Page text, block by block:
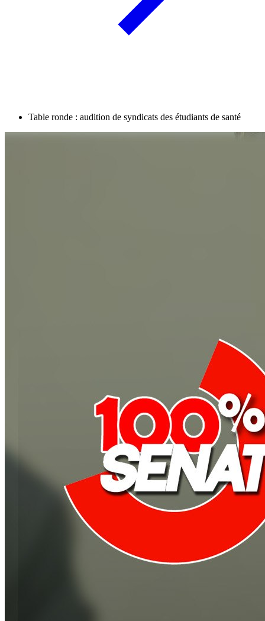
Table ronde : audition de syndicats des étudiants de santé